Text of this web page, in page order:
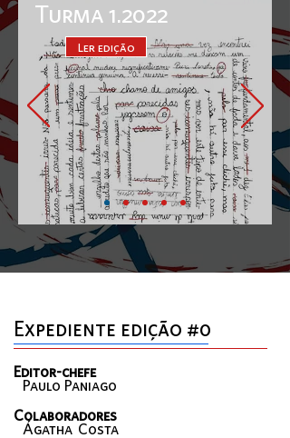
Turma 1.2022
Ler edição
Expediente edição #0
Editor-chefe
Colaboradores
Paulo Paniago
Ágatha Costa